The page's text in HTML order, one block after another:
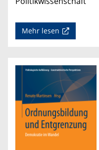
Mehr lesen